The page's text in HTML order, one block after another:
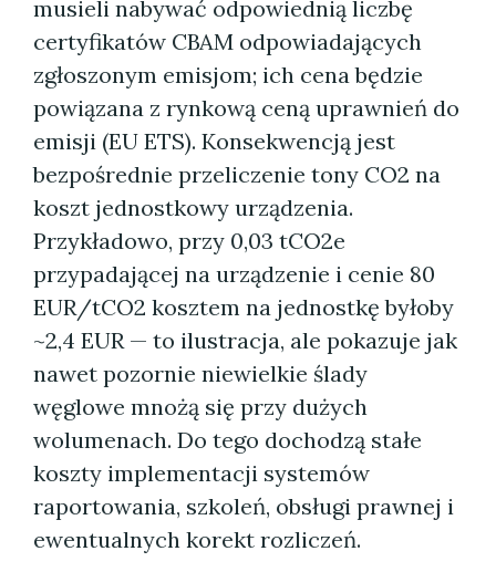
musieli nabywać odpowiednią liczbę
certyfikatów CBAM odpowiadających
zgłoszonym emisjom; ich cena będzie
powiązana z rynkową ceną uprawnień do
emisji (EU ETS). Konsekwencją jest
bezpośrednie przeliczenie tony CO2 na
koszt jednostkowy urządzenia.
Przykładowo, przy 0,03 tCO2e
przypadającej na urządzenie i cenie 80
EUR/tCO2 kosztem na jednostkę byłoby
~2,4 EUR — to ilustracja, ale pokazuje jak
nawet pozornie niewielkie ślady
węglowe mnożą się przy dużych
wolumenach. Do tego dochodzą stałe
koszty implementacji systemów
raportowania, szkoleń, obsługi prawnej i
ewentualnych korekt rozliczeń.